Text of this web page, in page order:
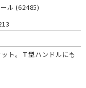
ル (62485)
ト。Ｔ型ハンドルにも